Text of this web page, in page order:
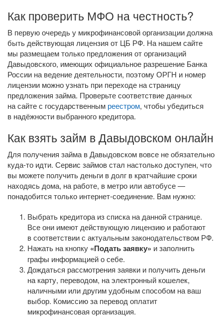
Как проверить МФО на честность?
В первую очередь у микрофинансовой организации должна
быть действующая лицензия от ЦБ РФ. На нашем сайте
мы размещаем только предложения от организаций
Давыдовского, имеющих официальное разрешение Банка
России на ведение деятельности, поэтому ОРГН и номер
лицензии можно узнать при переходе на страницу
предложения займа. Проверьте соответствие данных
на сайте с государственным реестром, чтобы убедиться
в надёжности выбранного кредитора.
Как взять займ в Давыдовском онлайн
Для получения займа в Давыдовском вовсе не обязательно
куда-то идти. Сервис займов стал настолько доступен, что
вы можете получить деньги в долг в кратчайшие сроки
находясь дома, на работе, в метро или автобусе —
понадобится только интернет-соединение. Вам нужно:
Выбрать кредитора из списка на данной странице.
Все они имеют действующую лицензию и работают
в соответствии с актуальным законодательством РФ.
Нажать на кнопку «Подать заявку» и заполнить
графы информацией о себе.
Дождаться рассмотрения заявки и получить деньги
на карту, переводом, на электронный кошелек,
наличными или другим удобным способом на ваш
выбор. Комиссию за перевод оплатит
микрофинансовая организация.